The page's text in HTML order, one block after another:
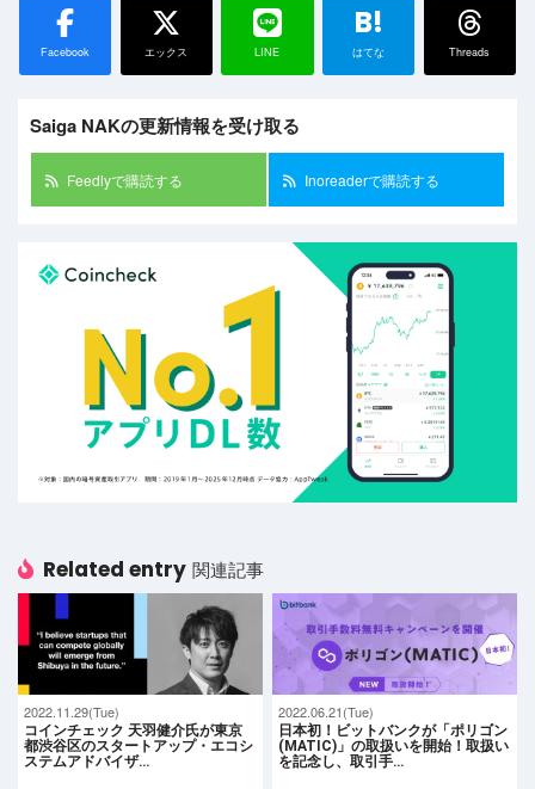
Facebook エックス LINE
B!
はてな Threads
Saiga NAKの更新情報を受け取る
Feedlyで購読する Inoreaderで購読する
Related entry 関連記事
2022.11.29(Tue)
コインチェック 天羽健介氏が東京
都渋谷区のスタートアップ・エコシ
ステムアドバイザ…
2022.06.21(Tue)
日本初！ビットバンクが「ポリゴン
(MATIC)」の取扱いを開始！取扱い
を記念し、取引手…